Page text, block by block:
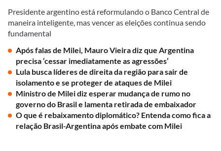
Presidente argentino está reformulando o Banco Central de
maneira inteligente, mas vencer as eleições continua sendo
fundamental
Após falas de Milei, Mauro Vieira diz que Argentina
precisa ‘cessar imediatamente as agressões’
Lula busca líderes de direita da região para sair de
isolamento e se proteger de ataques de Milei
Ministro de Milei diz esperar mudança de rumo no
governo do Brasil e lamenta retirada de embaixador
O que é rebaixamento diplomático? Entenda como fica a
relação Brasil-Argentina após embate com Milei